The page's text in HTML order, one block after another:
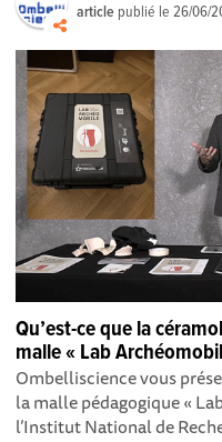
article publié le26/06/
Qu’est-ce que la
malle « Lab
Ombelliscience vous
la malle pédagogique «
l’Institut National de